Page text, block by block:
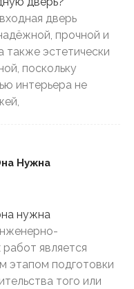
дверь
прочной и
также эстетически
поскольку
интерьера не
Нужна
работ является
этапом подготовки
того или